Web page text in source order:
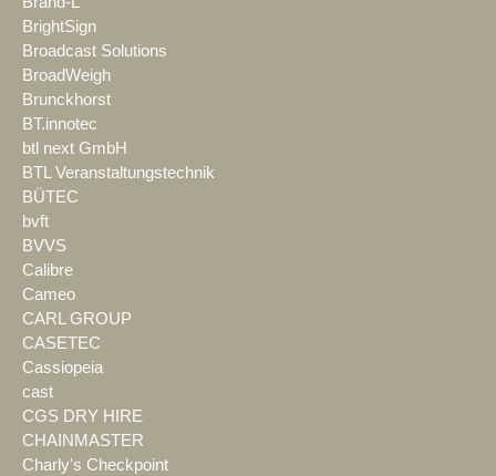
BrightSign
Broadcast Solutions
BroadWeigh
Brunckhorst
BT.innotec
btl next GmbH
BTL Veranstaltungstechnik
BÜTEC
bvft
BVVS
Calibre
Cameo
CARL GROUP
CASETEC
Cassiopeia
cast
CGS DRY HIRE
CHAINMASTER
Charly's Checkpoint